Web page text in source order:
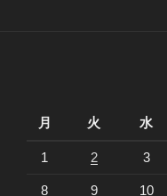
月
火 水
1 2 3
8 9 10